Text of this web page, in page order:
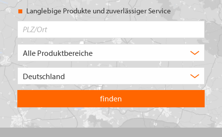
Langlebige Produkte und zuverlässiger Service
in
welchem
Land
Sie
suchen